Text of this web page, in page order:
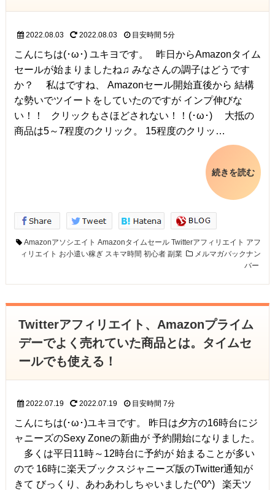
2022.08.03 2022.08.03 目安時間 5分
こんにちは(･ω･) ユキヨです。 昨日からAmazonタイム
セールが始まりましたね♫ みなさんの調子はどうです
か？ 私はですね、 Amazonセール開始直後から 結構
な勢いでツイートをしていたのですが インプ伸びな
い！！ クリックもさほどされない！！(･ω･) 大抵の
商品は5～7程度のクリック。 15程度のクリッ…
続きを読む
Amazonアソシエイト Amazonタイムセール Twitterアフィリエイト アフ
ィリエイト お小遣い稼ぎ スキマ時間 初心者 副業
メルマガバックナン
バー
Twitterアフィリエイト、Amazonプライム
デーでよく売れていた商品とは。タイムセ
ールでも使える！
2022.07.19 2022.07.19 目安時間 7分
こんにちは(･ω･)ユキヨです。 昨日は夕方の16時台にジ
ャニーズのSexy Zoneの新曲が 予約開始になりました。
多くは平日11時～12時台に予約が 始まることが多い
ので 16時に楽天ブックスジャニーズ版のTwitter通知が
きて びっくり、あわあわしちゃいました(^0^) 楽天ツ